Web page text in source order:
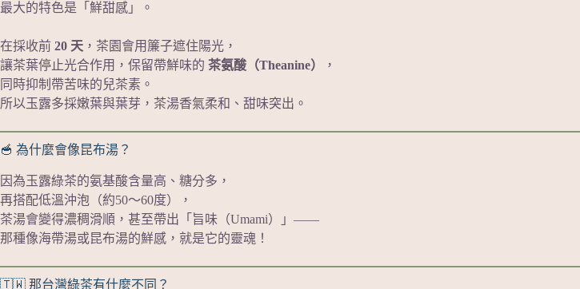
最大的特色是「鮮甜感」。
在採收前 20 天 ，茶園會用簾子遮住陽光，
讓茶葉停止光合作用，保留帶鮮味的 茶氨酸（Theanine）
，
同時抑制帶苦味的兒茶素。
所以玉露多採嫩葉與葉芽，茶湯香氣柔和、甜味突出。
🥣 為什麼會像昆布湯？
因為玉露綠茶的氨基酸含量高、糖分多，
再搭配低溫沖泡（約50～60度），
茶湯會變得濃稠滑順，甚至帶出「旨味（Umami）」——
那種像海帶湯或昆布湯的鮮感，就是它的靈魂！
🇹🇼 那台灣綠茶有什麼不同？